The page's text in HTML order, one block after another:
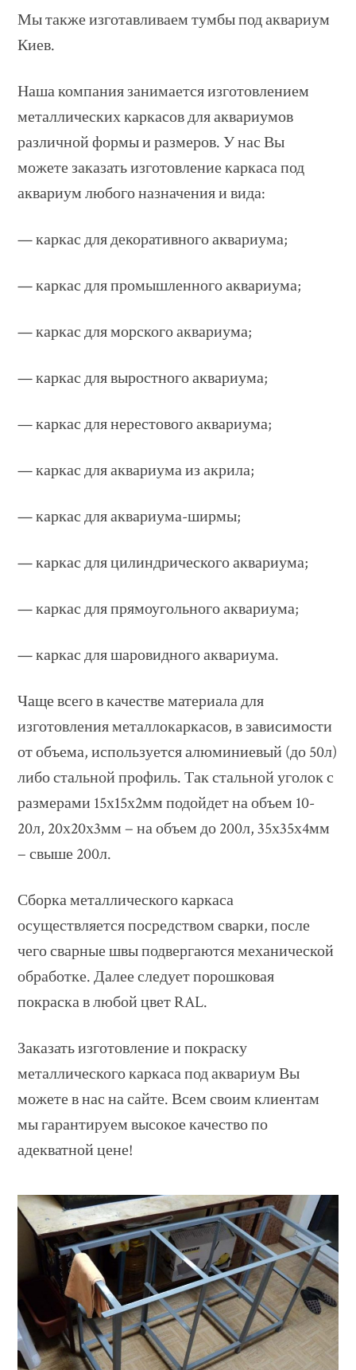
Мы также изготавливаем тумбы под аквариум
Киев.
Наша компания занимается изготовлением
металлических каркасов для аквариумов
различной формы и размеров. У нас Вы
можете заказать изготовление каркаса под
аквариум любого назначения и вида:
— каркас для декоративного аквариума;
— каркас для промышленного аквариума;
— каркас для морского аквариума;
— каркас для выростного аквариума;
— каркас для нерестового аквариума;
— каркас для аквариума из акрила;
— каркас для аквариума-ширмы;
— каркас для цилиндрического аквариума;
— каркас для прямоугольного аквариума;
— каркас для шаровидного аквариума.
Чаще всего в качестве материала для
изготовления металлокаркасов, в зависимости
от объема, используется алюминиевый (до 50л)
либо стальной профиль. Так стальной уголок с
размерами 15х15х2мм подойдет на объем 10-
20л, 20х20х3мм − на объем до 200л, 35х35х4мм
− свыше 200л.
Сборка металлического каркаса
осуществляется посредством сварки, после
чего сварные швы подвергаются механической
обработке. Далее следует порошковая
покраска в любой цвет RAL.
Заказать изготовление и покраску
металлического каркаса под аквариум Вы
можете в нас на сайте. Всем своим клиентам
мы гарантируем высокое качество по
адекватной цене!